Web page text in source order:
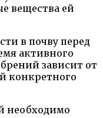
вещества ей
в почву перед
активного
зависит от
конкретного
необходимо